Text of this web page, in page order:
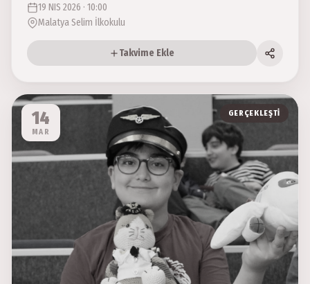
19 NIS 2026 · 10:00
Malatya Selim İlkokulu
Takvime Ekle
14
MAR
GERÇEKLEŞTI